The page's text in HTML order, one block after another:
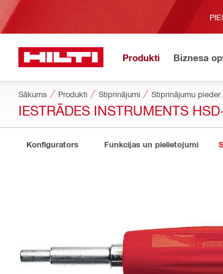
Produkti Biznesa
Sākums Produkti Stiprinājumi
IESTRĀDES INSTRUMENTS
Konfigurators Funkcijas un pielietojumi